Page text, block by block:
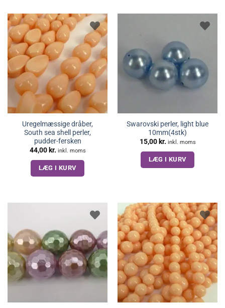
Uregelmæssige dråber,
South sea shell perler,
pudder-fersken
44,00 kr. inkl. moms
LÆG I KURV
Swarovski perler, light blue
10mm(4stk)
15,00 kr. inkl. moms
LÆG I KURV